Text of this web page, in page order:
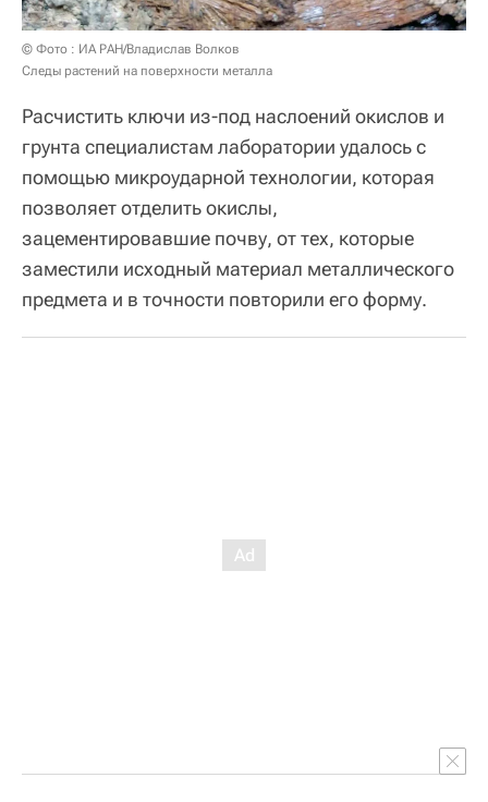
© Фото : ИА РАН/Владислав Волков
Следы растений на поверхности металла
Расчистить ключи из-под наслоений окислов и
грунта специалистам лаборатории удалось с
помощью микроударной технологии, которая
позволяет отделить окислы,
зацементировавшие почву, от тех, которые
заместили исходный материал металлического
предмета и в точности повторили его форму.